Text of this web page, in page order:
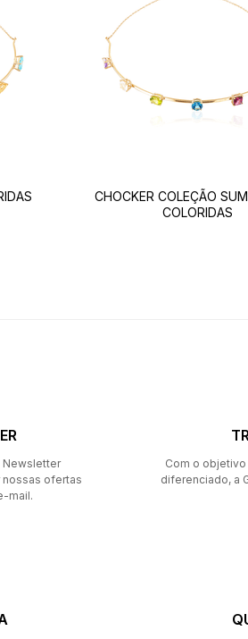
CHOCKER COLEÇÃO
COLORIDAS
Newsletter
nossas ofertas
mail.
Com o
diferenciado, a